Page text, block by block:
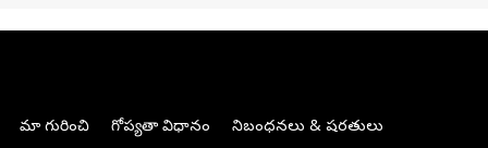
మా గురించి గోప్యతా విధానం నిబంధనలు & షరతులు